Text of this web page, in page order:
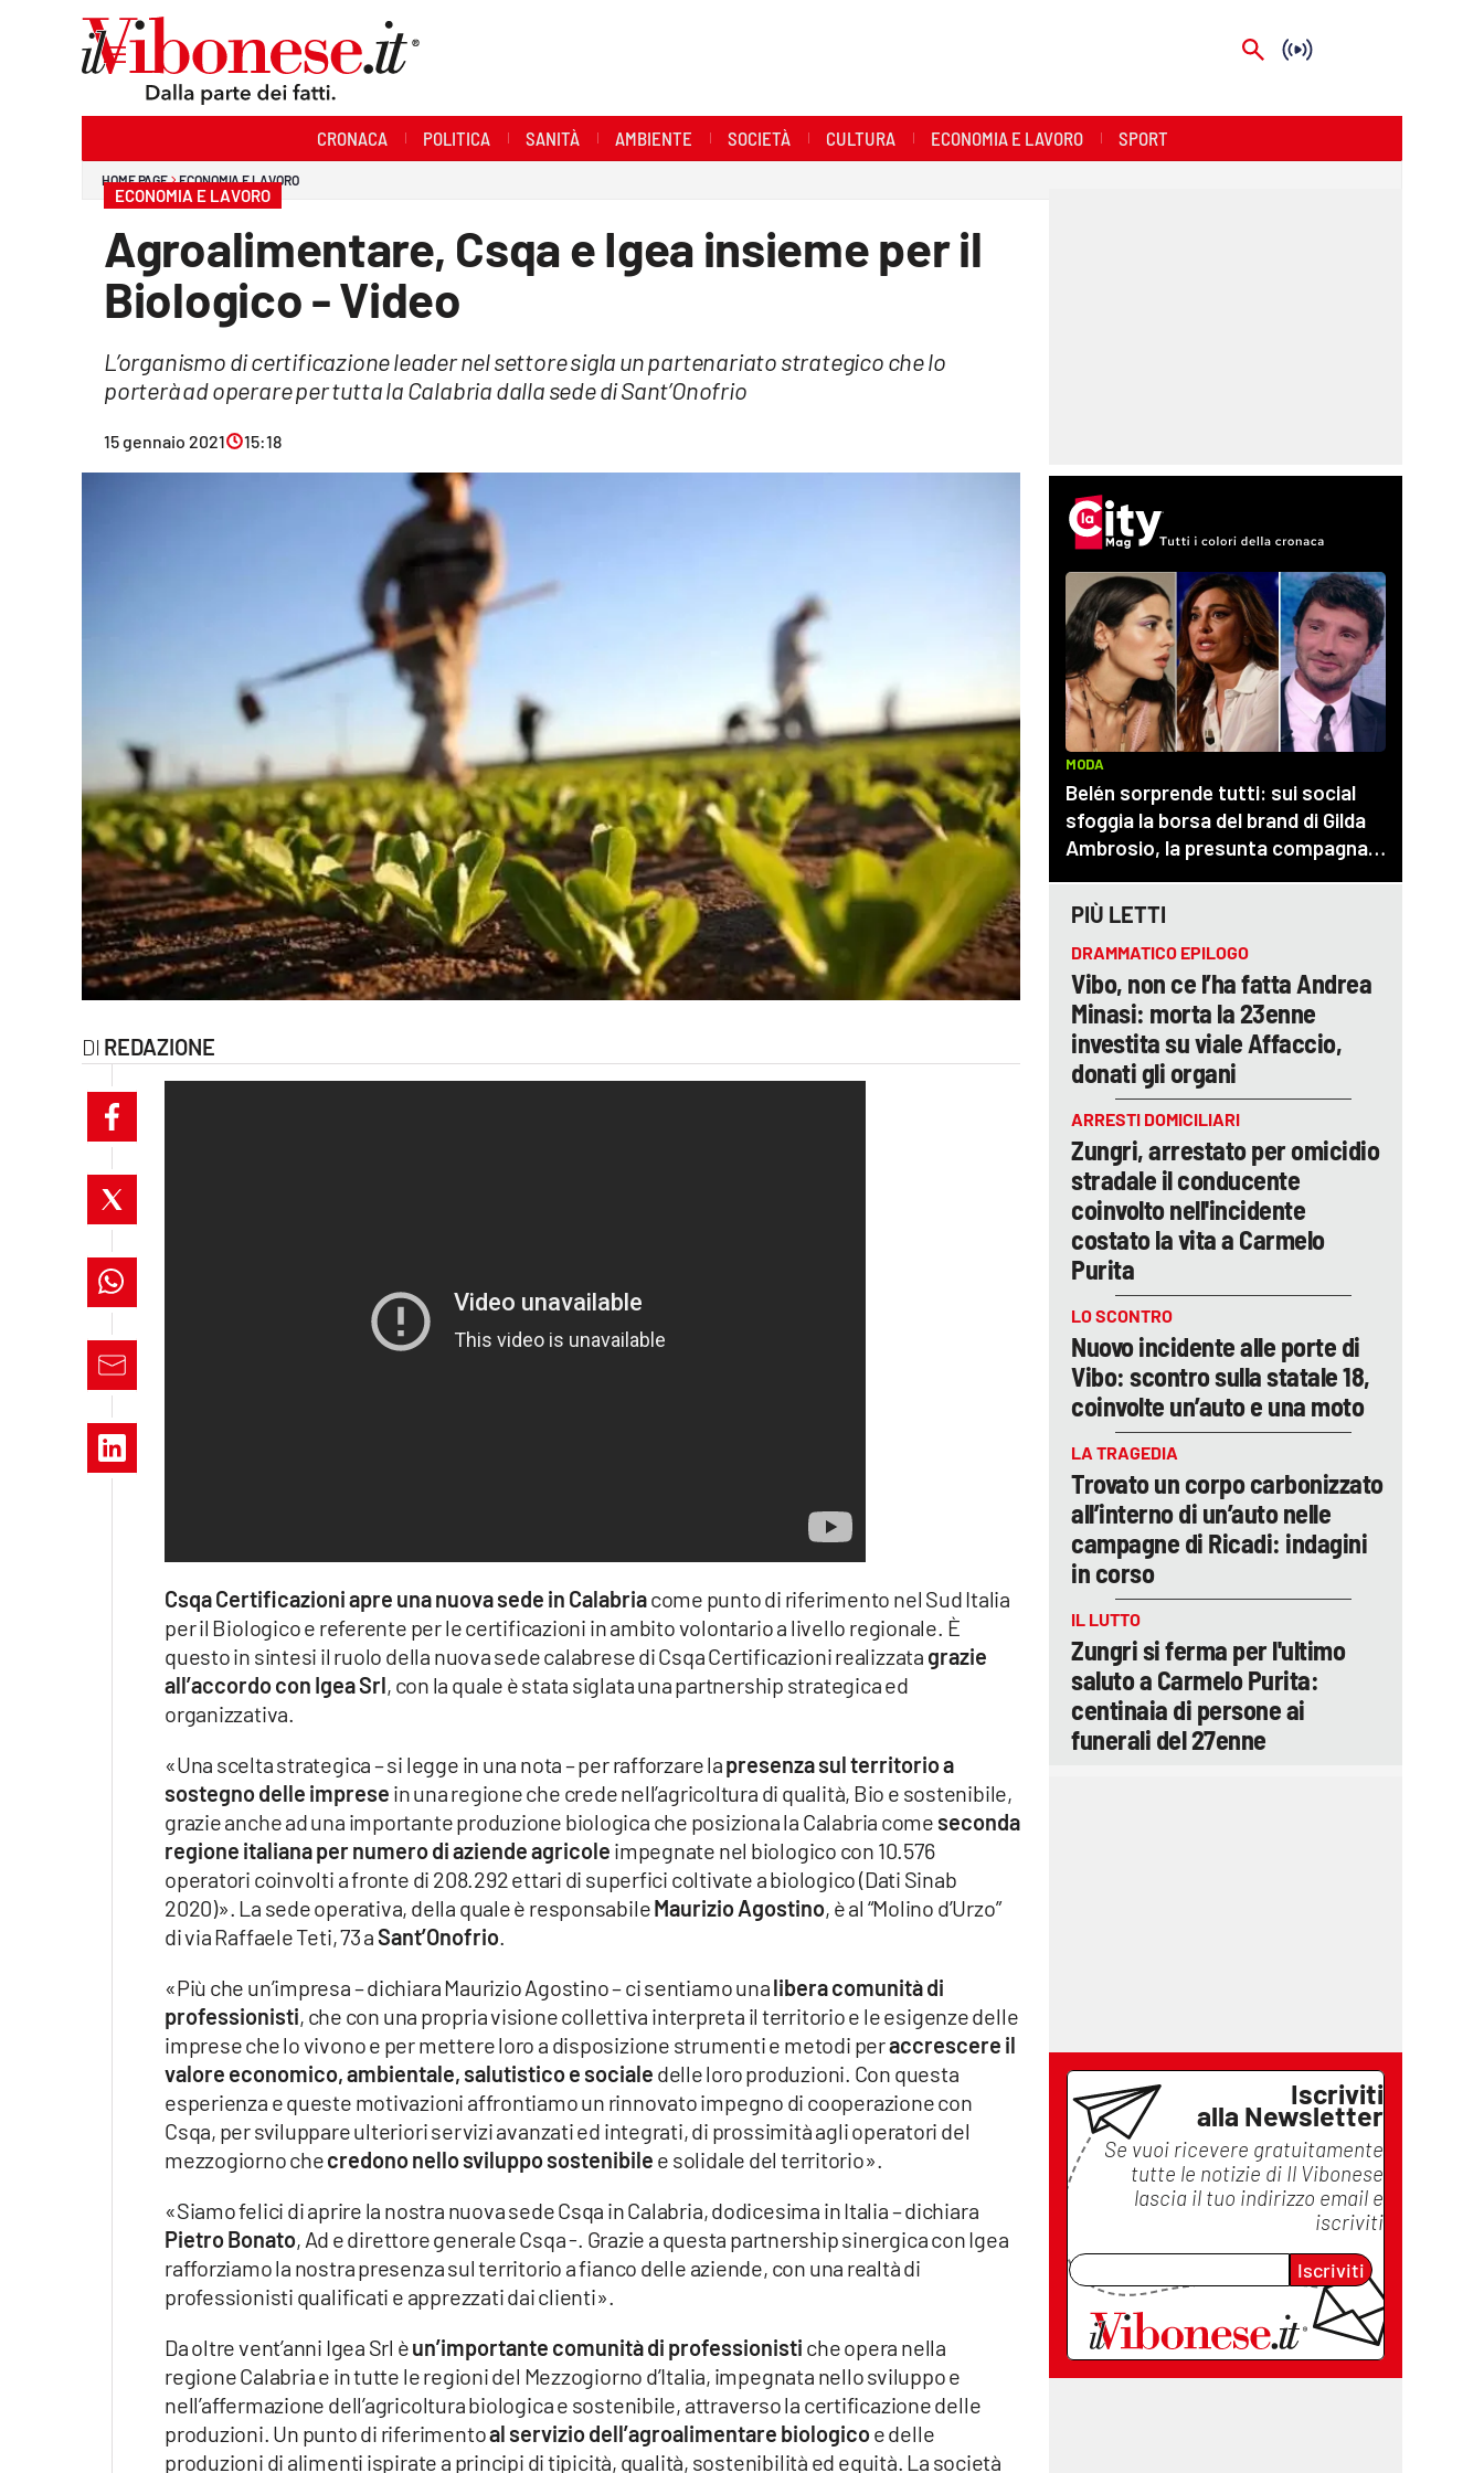
lacitymag.it
cosenzachannel.it
ilvibonese.it
catanzarochannel.it
lacapitalenews.it
Vai
CRONACA POLITICA SANITÀ AMBIENTE SOCIETÀ CULTURA ECONOMIA E LAVORO SPORT
HOME PAGE ECONOMIA E LAVORO
ECONOMIA E LAVORO
Agroalimentare, Csqa e Igea insieme per il
Biologico - Video
L’organismo di certificazione leader nel settore sigla un partenariato strategico che lo
porterà ad operare per tutta la Calabria dalla sede di Sant’Onofrio
15 gennaio 2021 15:18
REDAZIONE
Csqa Certificazioni apre una nuova sede in Calabriacome punto di riferimento nel Sud Italia
per il Biologico e referente per le certificazioni in ambito volontario a livello regionale. È
questo in sintesi il ruolo della nuova sede calabrese di Csqa Certificazioni realizzata grazie
all’accordo con Igea Srl, con la quale è stata siglata una partnership strategica ed
organizzativa.
«Una scelta strategica – si legge in una nota – per rafforzare lapresenza sul territorio a
sostegno delle imprese in una regione che crede nell’agricoltura di qualità, Bio e sostenibile,
grazie anche ad una importante produzione biologica che posiziona la Calabria come seconda
regione italiana per numero di aziende agricole impegnate nel biologico con 10.576
operatori coinvolti a fronte di 208.292 ettari di superfici coltivate a biologico (Dati Sinab
2020)». La sede operativa, della quale è responsabileMaurizio Agostino, è al “Molino d’Urzo”
di via Raffaele Teti, 73 aSant’Onofrio.
«Più che un’impresa – dichiara Maurizio Agostino – ci sentiamo unalibera comunità di
professionisti, che con una propria visione collettiva interpreta il territorio e le esigenze delle
imprese che lo vivono e per mettere loro a disposizione strumenti e metodi peraccrescere il
valore economico, ambientale, salutistico e sociale delle loro produzioni. Con questa
esperienza e queste motivazioni affrontiamo un rinnovato impegno di cooperazione con
Csqa, per sviluppare ulteriori servizi avanzati ed integrati, di prossimità agli operatori del
mezzogiorno checredono nello sviluppo sostenibile e solidale del territorio».
«Siamo felici di aprire la nostra nuova sede Csqa in Calabria, dodicesima in Italia – dichiara
Pietro Bonato, Ad e direttore generale Csqa -. Grazie a questa partnership sinergica con Igea
rafforziamo la nostra presenza sul territorio a fianco delle aziende, con una realtà di
professionisti qualificati e apprezzati dai clienti».
Da oltre vent’anni Igea Srl èun’importante comunità di professionisti che opera nella
regione Calabria e in tutte le regioni del Mezzogiorno d’Italia, impegnata nello sviluppo e
nell’affermazione dell’agricoltura biologica e sostenibile, attraverso la certificazione delle
produzioni. Un punto di riferimentoal servizio dell’agroalimentare biologicoe delle
produzioni di alimenti ispirate a principi di tipicità, qualità, sostenibilità ed equità. La società
PIÙ LETTI
DRAMMATICO EPILOGO
Vibo, non ce l’ha fatta Andrea
Minasi: morta la 23enne
investita su viale Affaccio,
donati gli organi
ARRESTI DOMICILIARI
Zungri, arrestato per omicidio
stradale il conducente
coinvolto nell'incidente
costato la vita a Carmelo
Purita
LO SCONTRO
Nuovo incidente alle porte di
Vibo: scontro sulla statale 18,
coinvolte un’auto e una moto
LA TRAGEDIA
Trovato un corpo carbonizzato
all’interno di un’auto nelle
campagne di Ricadi: indagini
in corso
IL LUTTO
Zungri si ferma per l'ultimo
saluto a Carmelo Purita:
centinaia di persone ai
funerali del 27enne
Iscriviti
alla Newsletter
Se vuoi ricevere gratuitamente
tutte le notizie di Il Vibonese
lascia il tuo indirizzo email e
iscriviti
Iscriviti